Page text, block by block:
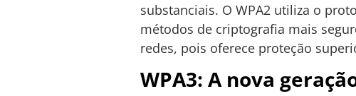
substanciais. O WPA2 utiliza o
métodos de criptografia mais
redes, pois oferece proteção
WPA3: A nova